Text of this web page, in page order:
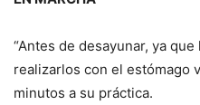
“Antes de desayunar, ya
realizarlos con el estómago
minutos a su práctica.